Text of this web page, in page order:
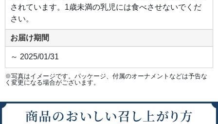
されています。1歳未満の乳児には食べさせないでくだ
さい。
お届け期間
～ 2025/01/31
※写真はイメージです。パッケージ、付属のオーナメントなどは予告な
く変更になる場合がございます。